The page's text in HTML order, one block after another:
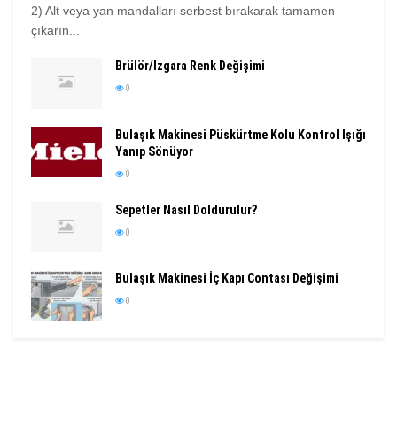
2) Alt veya yan mandalları serbest bırakarak tamamen
çıkarın...
Brülör/Izgara Renk Değişimi
0
Bulaşık Makinesi Püskürtme Kolu Kontrol Işığı
Yanıp Sönüyor
0
Sepetler Nasıl Doldurulur?
0
Bulaşık Makinesi İç Kapı Contası Değişimi
0